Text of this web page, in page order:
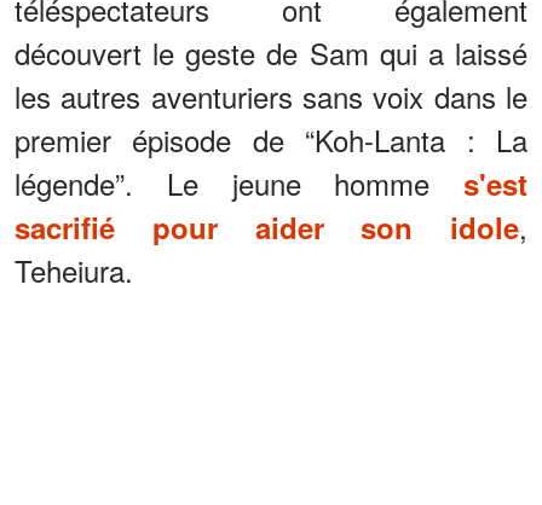
téléspectateurs ont également
découvert le geste de Sam qui a laissé
les autres aventuriers sans voix dans le
premier épisode de “Koh-Lanta : La
légende”. Le jeune homme s'est
sacrifié pour aider son idole,
Teheiura.